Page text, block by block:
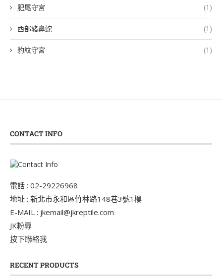
肥尾守宮 (1)
西部豬鼻蛇 (1)
豹紋守宮 (1)
CONTACT INFO
電話 : 02-29226968
地址 : 新北市永和區竹林路148巷3號1樓
E-MAIL : jkemail@jkreptile.com
JK粉專
按下聯絡我
RECENT PRODUCTS